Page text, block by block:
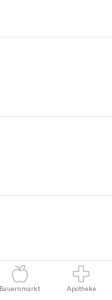
Bauernmarkt Apotheke